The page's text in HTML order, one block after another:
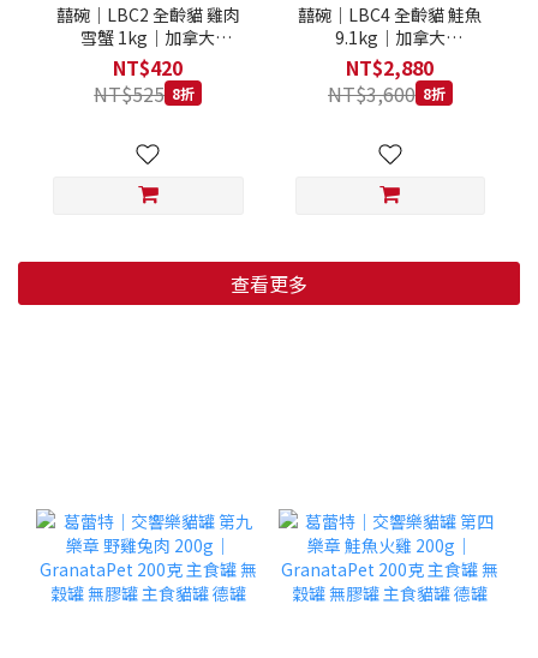
囍碗｜LBC2 全齡貓 雞肉
雪蟹 1kg｜加拿大
Loveabowl 天然無穀糧 1
公斤 成貓 無穀貓飼料
NT$420
NT$525 8折
囍碗｜LBC4 全齡貓 鮭魚
9.1kg｜加拿大
Loveabowl 天然無穀糧
9.1公斤 成貓 無穀貓飼料
NT$2,880
NT$3,600 8折
查看更多